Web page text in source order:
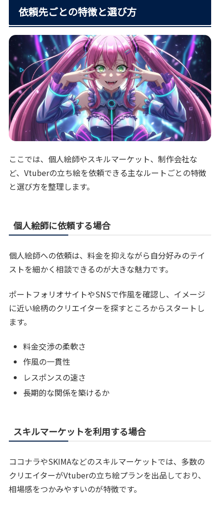
依頼先ごとの特徴と選び方
ここでは、個人絵師やスキルマーケット、制作会社な
ど、Vtuberの立ち絵を依頼できる主なルートごとの特徴
と選び方を整理します。
個人絵師に依頼する場合
個人絵師への依頼は、料金を抑えながら自分好みのテイ
ストを細かく相談できるのが大きな魅力です。
ポートフォリオサイトやSNSで作風を確認し、イメージ
に近い絵柄のクリエイターを探すところからスタートし
ます。
料金交渉の柔軟さ
作風の一貫性
レスポンスの速さ
長期的な関係を築けるか
スキルマーケットを利用する場合
ココナラやSKIMAなどのスキルマーケットでは、多数の
クリエイターがVtuberの立ち絵プランを出品しており、
相場感をつかみやすいのが特徴です。